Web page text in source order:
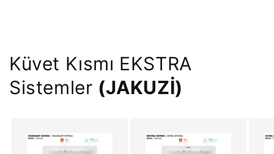
Küvet Kısmı EKSTRA
Sistemler (JAKUZİ)